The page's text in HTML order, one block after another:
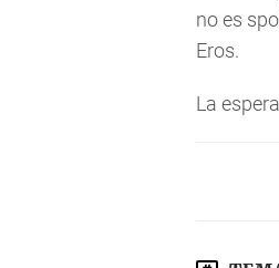
no es
Eros.
La